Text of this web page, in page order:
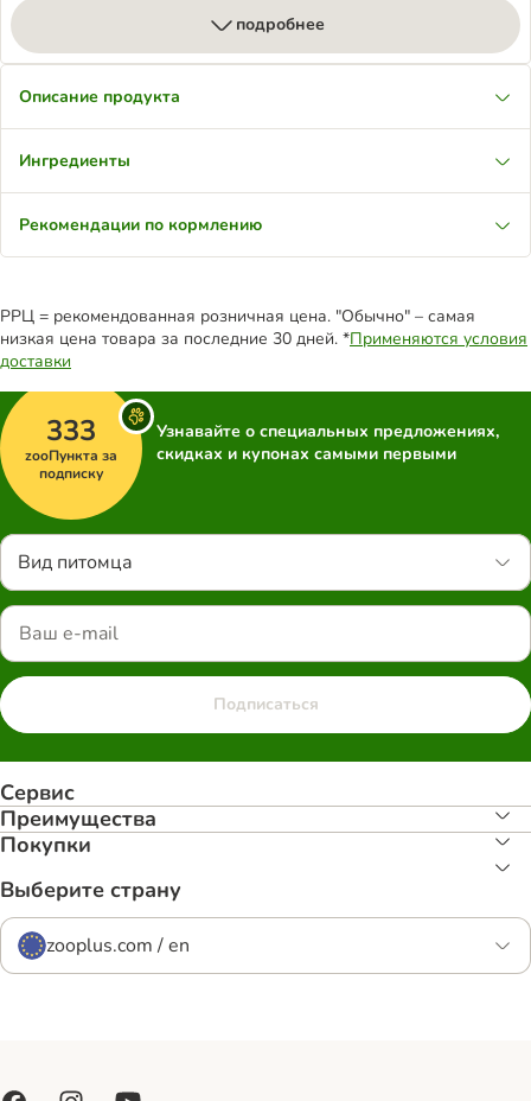
подробнее
Описание продукта
Ингредиенты
Рекомендации по кормлению
РРЦ = рекомендованная розничная цена. "Обычно" – самая
низкая цена товара за последние 30 дней. *Применяются условия
доставки
333
zooПункта за
подписку
Узнавайте о специальных предложениях,
скидках и купонах самыми первыми
Вид питомца
Подписаться
Сервис
Преимуществa
Покупки
Выберите страну
zooplus.com / en